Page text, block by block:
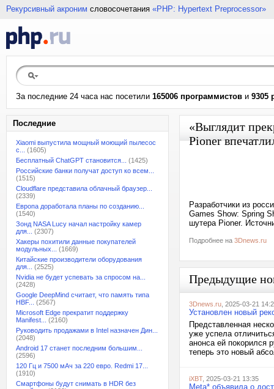
Рекурсивный акроним словосочетания «PHP: Hypertext Preprocessor»
За последние 24 часа нас посетили 165006 программистов и 9305
Последние
Xiaomi выпустила мощный моющий пылесос
с...
(1605)
Бесплатный ChatGPT становится...
(1425)
Российские банки получат доступ ко всем...
(1515)
Cloudflare представила облачный браузер...
(2339)
Европа доработала планы по созданию...
(1540)
Зонд NASA Lucy начал настройку камер
для...
(2307)
Хакеры похитили данные покупателей
модульных...
(1669)
Китайские производители оборудования
для...
(2525)
Nvidia не будет успевать за спросом на...
(2428)
Google DeepMind считает, что память типа
HBF...
(2567)
Microsoft Edge прекратит поддержку
Manifest...
(2160)
Руководить продажами в Intel назначен Дин...
(2048)
Android 17 станет последним большим...
(2596)
120 Гц и 7500 мАч за 220 евро. Redmi 17...
(1910)
Смартфоны будут снимать в HDR без
«Выглядит
Pioner
Разработчики из
Games Show: Spring
шутера Pioner.
Подробнее на 3Dnews.ru
Предыдущие
3Dnews.ru , 2025-03-21
Установлен новый
Представленная
уже успела
анонса ей покорился
теперь это новый
iXBT, 2025-03-21 13:35
Meta* объявила о